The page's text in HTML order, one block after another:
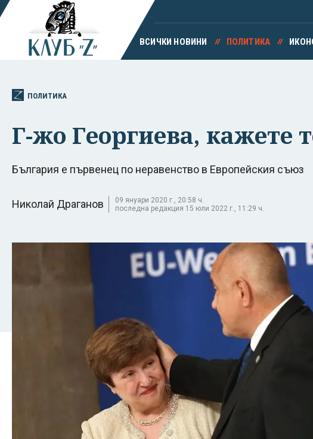
ВСИЧКИ НОВИНИ ПОЛИТИКА
ПОЛИТИКА
Г-жо Георгиева, кажете
България е първенец по неравенство в Европейския съюз
Николай Драганов
09 януари 2020 г., 20:58 ч.
последна редакция 15 юли 2022 г., 11:29 ч.